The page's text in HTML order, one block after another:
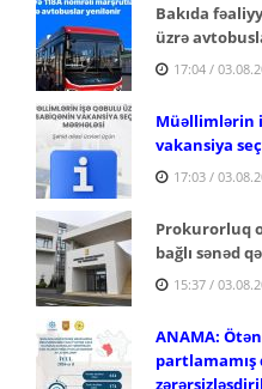
Bakıda
üzrə
17:04 /
Müəllimlərin
vakansiya
17:03 /
Prokurorluq
bağlı sənəd
15:37 /
ANAMA: